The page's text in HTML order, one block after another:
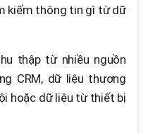
kiếm thông tin gì từ dữ
thập từ nhiều nguồn
CRM, dữ liệu thương
hoặc dữ liệu từ thiết bị